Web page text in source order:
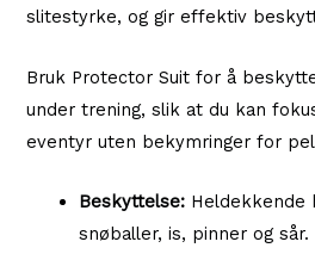
slitestyrke, og gir effektiv
Bruk Protector Suit for å
under trening, slik at du kan
eventyr uten bekymringer for
Beskyttelse: Heldekkende
snøballer, is, pinner og sår.